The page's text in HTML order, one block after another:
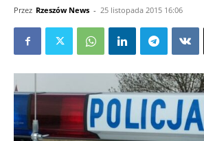
Przez Rzeszów News - 25 listopada 2015 16:06